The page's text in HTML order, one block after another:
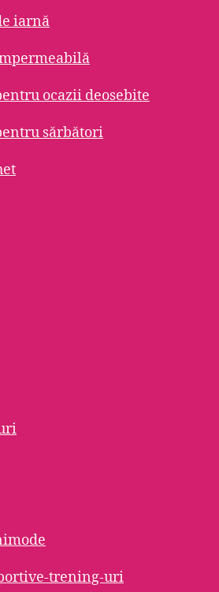
iarnă
ocazii deosebite
sărbători
trening-uri